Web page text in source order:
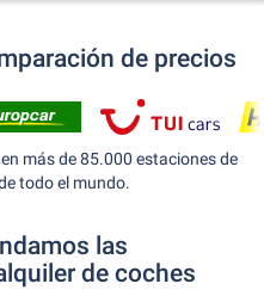
de precios
más de 85.000 estaciones de
todo el mundo.
las
de coches